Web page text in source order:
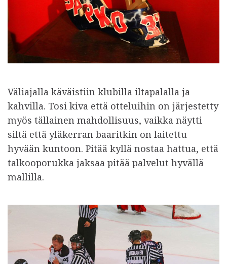
Väliajalla käväistiin klubilla iltapalalla ja
kahvilla. Tosi kiva että otteluihin on järjestetty
myös tällainen mahdollisuus, vaikka näytti
siltä että yläkerran baaritkin on laitettu
hyvään kuntoon. Pitää kyllä nostaa hattua, että
talkooporukka jaksaa pitää palvelut hyvällä
mallilla.